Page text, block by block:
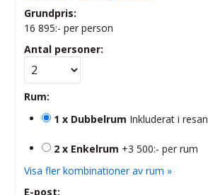
Grundpris:
16 895:- per person
Antal personer:
Rum:
1 x Dubbelrum Inkluderat i resan
2 x Enkelrum +3 500:- per rum
Visa fler kombinationer av rum »
E-post: